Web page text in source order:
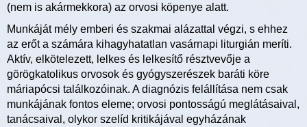
(nem is akármekkora) az orvosi köpenye alatt.
Munkáját mély emberi és szakmai alázattal végzi, s ehhez
az erőt a számára kihagyhatatlan vasárnapi liturgián meríti.
Aktív, elkötelezett, lelkes és lelkesítő résztvevője a
görögkatolikus orvosok és gyógyszerészek baráti köre
máriapócsi találkozóinak. A diagnózis felállítása nem csak
munkájának fontos eleme; orvosi pontosságú meglátásaival,
tanácsaival, olykor szelíd kritikájával egyházának